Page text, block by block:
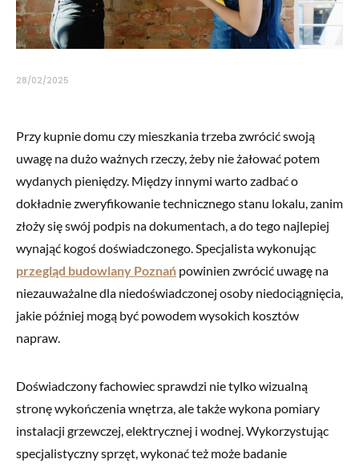
28/02/2025
Przy kupnie domu czy mieszkania trzeba zwrócić swoją
uwagę na dużo ważnych rzeczy, żeby nie żałować potem
wydanych pieniędzy. Między innymi warto zadbać o
dokładnie zweryfikowanie technicznego stanu lokalu, zanim
złoży się swój podpis na dokumentach, a do tego najlepiej
wynająć kogoś doświadczonego. Specjalista wykonując
przegląd budowlany Poznań powinien zwrócić uwagę na
niezauważalne dla niedoświadczonej osoby niedociągnięcia,
jakie później mogą być powodem wysokich kosztów
napraw.
Doświadczony fachowiec sprawdzi nie tylko wizualną
stronę wykończenia wnętrza, ale także wykona pomiary
instalacji grzewczej, elektrycznej i wodnej. Wykorzystując
specjalistyczny sprzęt, wykonać też może badanie